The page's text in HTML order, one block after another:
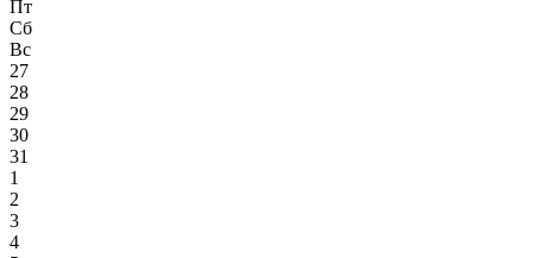
Пт
Сб
Вс
27
28
29
30
31
1
2
3
4